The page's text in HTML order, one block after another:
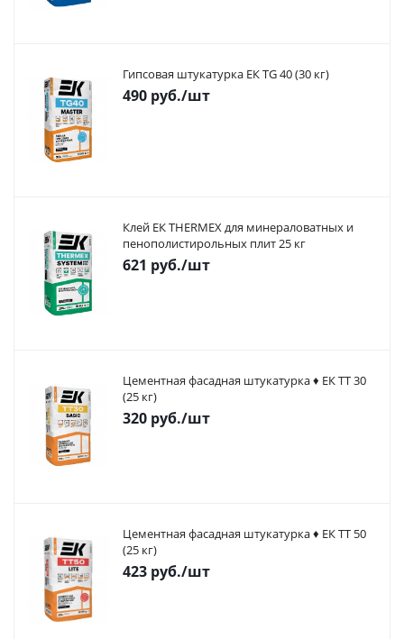
Гипсовая штукатурка ЕК TG 40 (30 кг)
490 руб./шт
Клей ЕК THERMEX для минераловатных и
пенополистирольных плит 25 кг
621 руб./шт
Цементная фасадная штукатурка ♦ ЕК ТТ 30
(25 кг)
320 руб./шт
Цементная фасадная штукатурка ♦ ЕК ТТ 50
(25 кг)
423 руб./шт